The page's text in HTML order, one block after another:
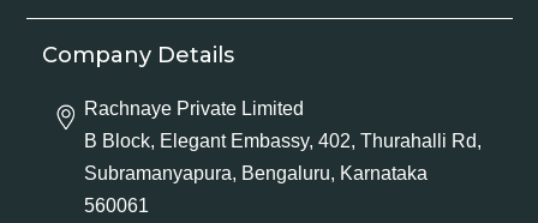
Company Details
Rachnaye Private Limited
B Block, Elegant Embassy, 402, Thurahalli Rd,
Subramanyapura, Bengaluru, Karnataka
560061